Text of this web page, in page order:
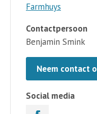
Farmhuys
Contactpersoon
Benjamin Smink
Neem contact
Social media